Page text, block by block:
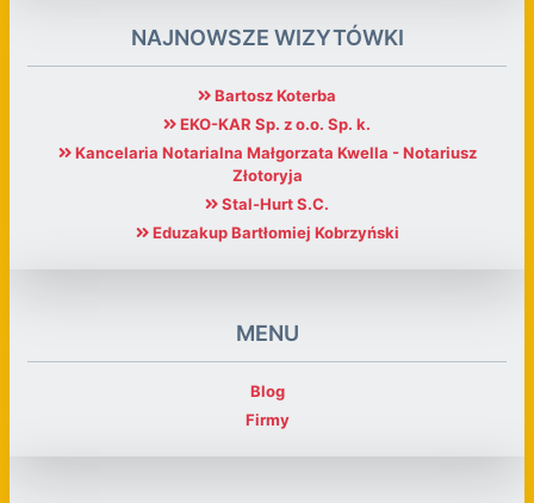
NAJNOWSZE WIZYTÓWKI
Bartosz Koterba
EKO-KAR Sp. z o.o. Sp. k.
Kancelaria Notarialna Małgorzata Kwella - Notariusz
Złotoryja
Stal-Hurt S.C.
Eduzakup Bartłomiej Kobrzyński
MENU
Blog
Firmy